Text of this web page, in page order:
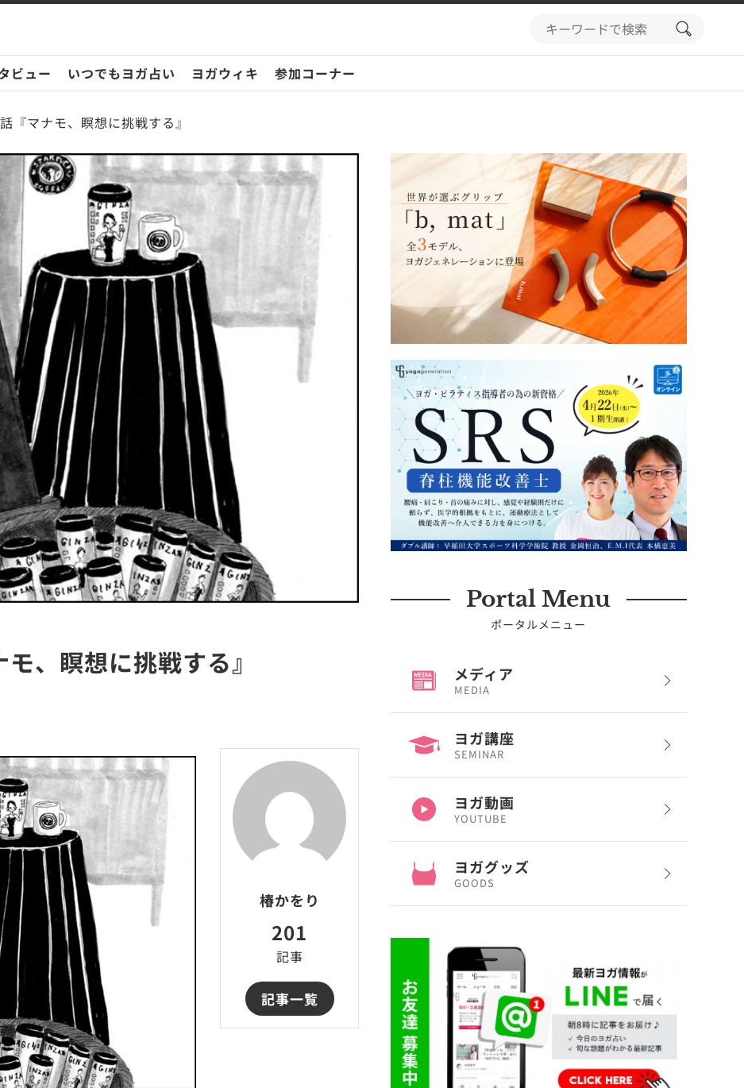
search
ビュー いつでもヨガ占い ヨガウィキ 参加コーナー
『マナモ、瞑想に挑戦する』
、瞑想に挑戦する』
椿かをり
201
記事
記事一覧
Portal Menu
ポータルメニュー
メディア
MEDIA
ヨガ講座
SEMINAR
ヨガ動画
YOUTUBE
ヨガグッズ
GOODS